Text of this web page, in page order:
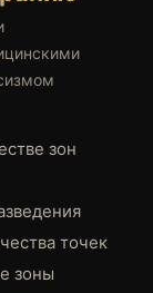
зон
точек
зоны